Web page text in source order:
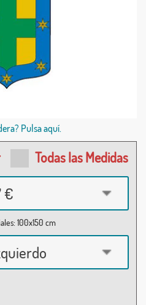
Pulsa aquí.
Todas las Medidas
€
100x150 cm